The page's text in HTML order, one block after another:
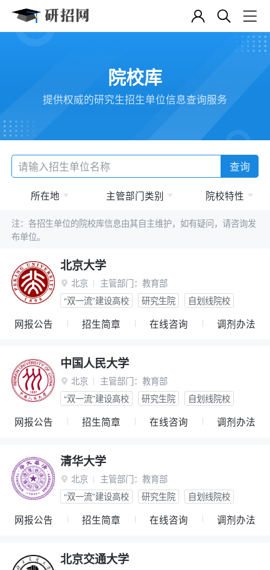
院校库
提供权威的研究生招生单位信息查询服务
查询
所在地 主管部门类别 院校特性
注：各招生单位的院校库信息由其自主维护，如有疑问，请咨询发
布单位。
北京大学
 北京 主管部门： 教育部
“双一流”建设高校
研究生院 自划线院校
网报公告 招生简章 在线咨询 调剂办法
中国人民大学
 北京 主管部门： 教育部
“双一流”建设高校
研究生院 自划线院校
网报公告 招生简章 在线咨询 调剂办法
清华大学
 北京 主管部门： 教育部
“双一流”建设高校
研究生院 自划线院校
网报公告 招生简章 在线咨询 调剂办法
北京交通大学